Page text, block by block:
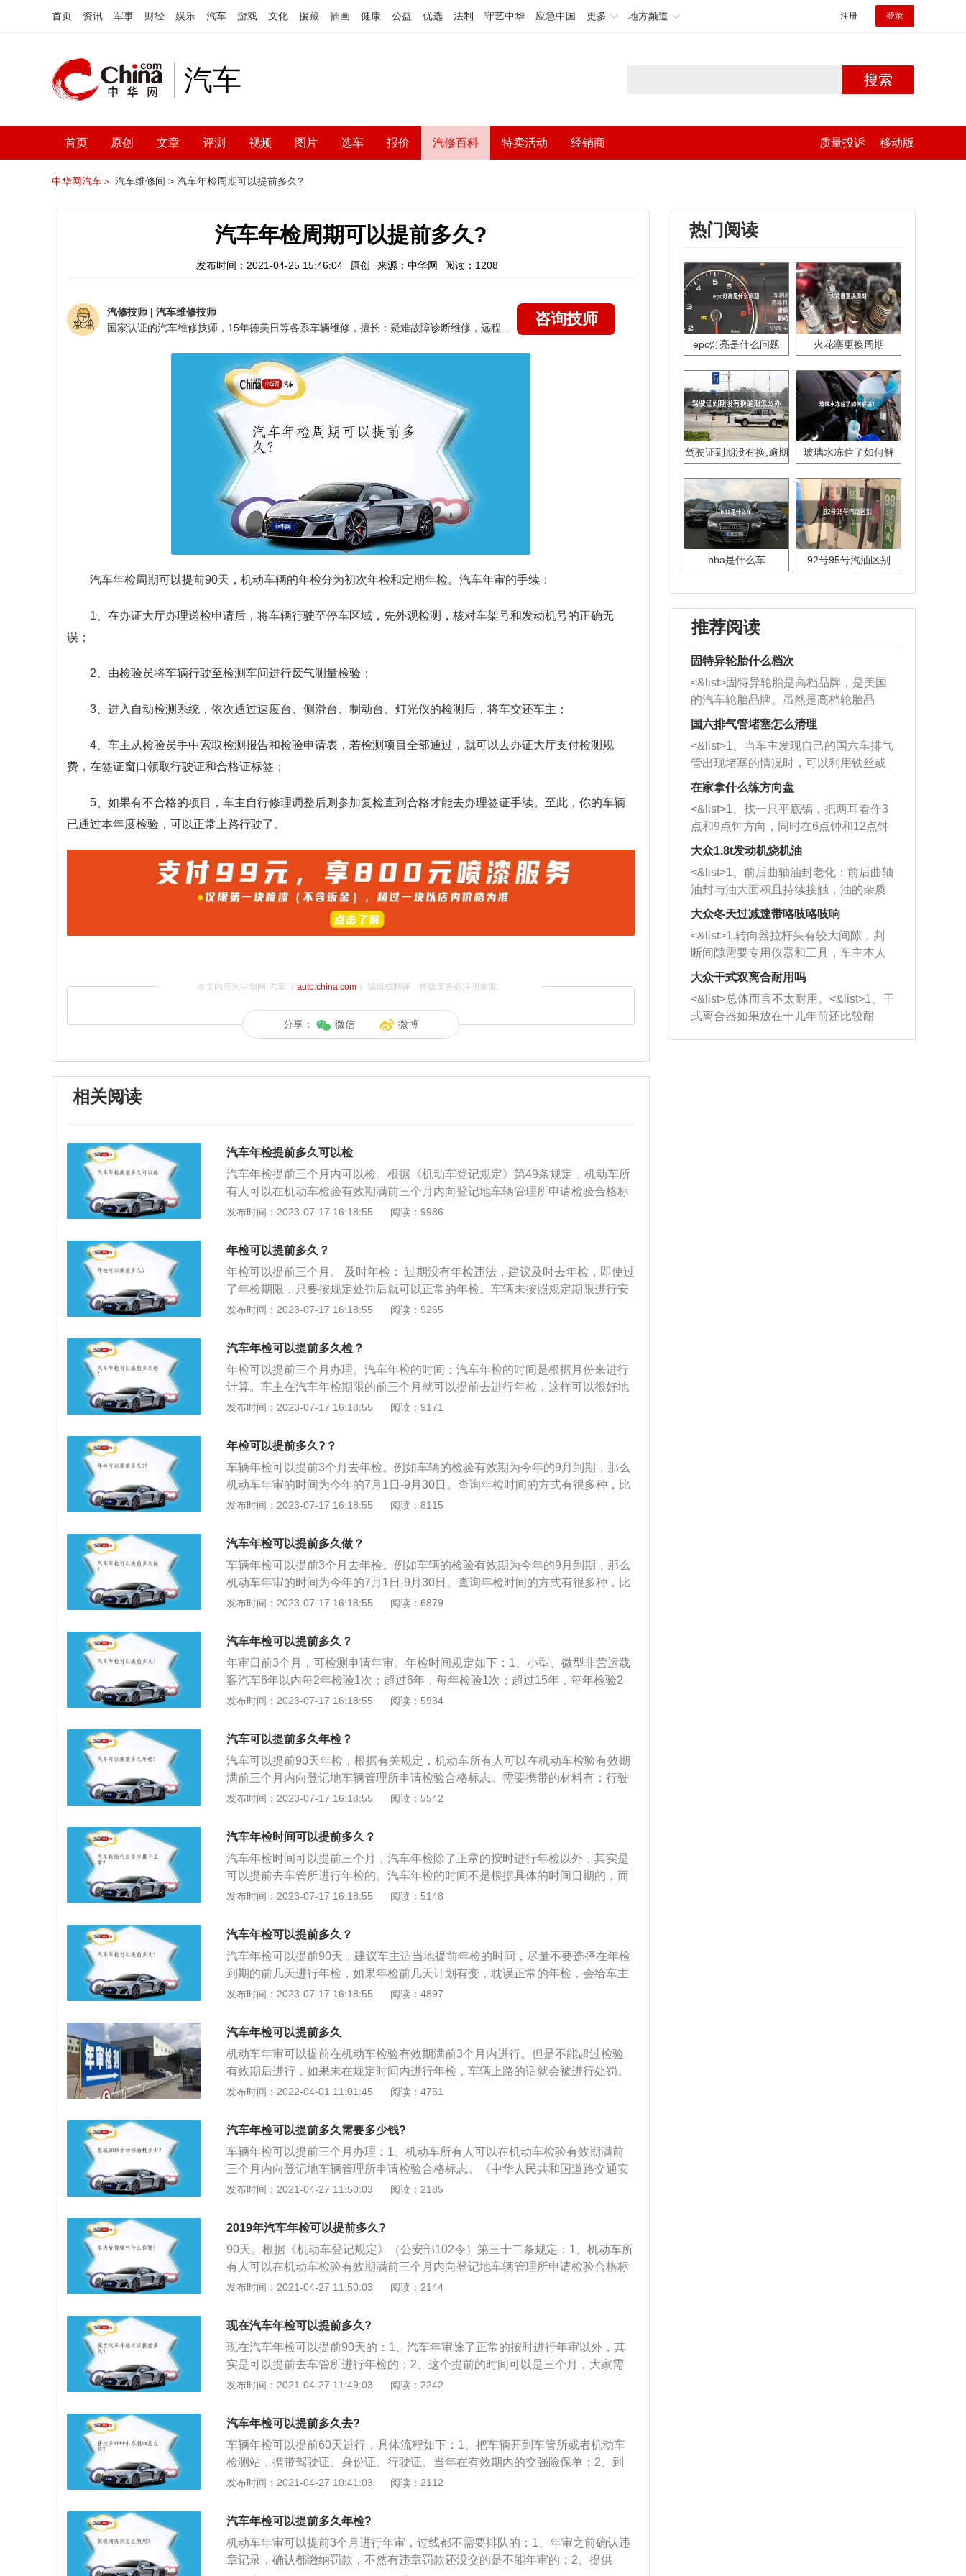
首页 资讯 军事 财经 娱乐 汽车 游戏 文化 援藏 插画 健康 公益 优选 法制 守艺中华 应急中国 更多 地方频道 注册 登录
汽车 搜索
首页 原创 文章 评测 视频 图片 选车 报价 汽修百科 特卖活动 经销商 质量投诉 移动版
中华网汽车＞ 汽车维修间 > 汽车年检周期可以提前多久?
汽车年检周期可以提前多久?
发布时间：2021-04-25 15:46:04 原创 来源：中华网 阅读：1208
汽修技师 | 汽车维修技师
咨询技师
汽车年检周期可以提前90天，机动车辆的年检分为初次年检和定期年检。汽车年审的手续：
1、在办证大厅办理送检申请后，将车辆行驶至停车区域，先外观检测，核对车架号和发动机号的正确无
误；
2、由检验员将车辆行驶至检测车间进行废气测量检验；
3、进入自动检测系统，依次通过速度台、侧滑台、制动台、灯光仪的检测后，将车交还车主；
4、车主从检验员手中索取检测报告和检验申请表，若检测项目全部通过，就可以去办证大厅支付检测规
费，在签证窗口领取行驶证和合格证标签；
5、如果有不合格的项目，车主自行修理调整后则参加复检直到合格才能去办理签证手续。至此，你的车辆
已通过本年度检验，可以正常上路行驶了。
本文内容为中华网·汽车（ auto.china.com）编辑或翻译，转载请务必注明来源。
分享： 微信 微博
相关阅读
汽车年检提前多久可以检
汽车年检提前三个月内可以检。根据《机动车登记规定》第49条规定，机动车所
有人可以在机动车检验有效期满前三个月内向登记地车辆管理所申请检验合格标
志。汽车年检需要带以下几种材料：1.机动车；2.机动车行驶证；3.有效期内的道
需要公司代码证及代办人的身份证明。年审前做以下准备：1.检查车辆是否存在
违章记录，如有到交警队缴清违章；2.应提前进行年检，装备灭火器、停车标
志。
发布时间：2023-07-17 16:18:55 阅读：9986
年检可以提前多久？
年检可以提前三个月。 及时年检： 过期没有年检违法，建议及时去年检，即使过
了年检期限，只要按规定处罚后就可以正常的年检。车辆未按照规定期限进行安
全技术检验，一旦被发现，将由公安交通管理部门处警告或者罚款。 具有下列情
行驶证破损不全、字迹不清或自行仿制号牌者；车辆改装、改型、技术改造未办
理审批和变更手续者；未按照规定喷写单位名称和号牌放大字样者；不按照规定
安装警报器、标志灯具者；未按照规定缴纳养路费和保险者。
发布时间：2023-07-17 16:18:55 阅读：9265
汽车年检可以提前多久检？
年检可以提前三个月办理。汽车年检的时间：汽车年检的时间是根据月份来进行
计算。车主在汽车年检期限的前三个月就可以提前去进行年检，这样可以很好地
安排年检时间。有效预防在汽车年检到期时因为临时有事而无法办理年检业务。
行年检：逾期未进行汽车年检的车辆会被进行暂扣，且之前购买的汽车保险等不
发布时间：2023-07-17 16:18:55 阅读：9171
年检可以提前多久?？
车辆年检可以提前3个月去年检。例如车辆的检验有效期为今年的9月到期，那么
机动车年审的时间为今年的7月1日-9月30日。查询年检时间的方式有很多种，比
较直接的就是查看行驶证和交强险电子保单，上面有机动车的注册日期。其中注
印有检验的有效期。年检的注意事项：年检的不合格车辆，应限期修复，逾期仍
不合格，车管所应收缴其行车牌证，不准再继续行驶；无故不参加年检或年检不
合格的车辆，不准在道路上行驶，也不准转籍；符合报废条件或使用超过规定年
限的车辆，不予检验，并收回牌证，注销档案，予以报废。
发布时间：2023-07-17 16:18:55 阅读：8115
汽车年检可以提前多久做？
车辆年检可以提前3个月去年检。例如车辆的检验有效期为今年的9月到期，那么
机动车年审的时间为今年的7月1日-9月30日。查询年检时间的方式有很多种，比
较直接的就是查看行驶证和交强险电子保单，上面有机动车的注册日期。其中注
印有检验的有效期。年检的注意事项：年检的不合格车辆，应限期修复，逾期仍
不合格，车管所应收缴其行车牌证，不准再继续行驶；无故不参加年检或年检不
合格的车辆，不准在道路上行驶，也不准转籍；符合报废条件或使用超过规定年
限的车辆，不予检验，并收回牌证，注销档案，予以报废。
发布时间：2023-07-17 16:18:55 阅读：6879
汽车年检可以提前多久？
年审日前3个月，可检测申请年审。年检时间规定如下：1、小型、微型非营运载
客汽车6年以内每2年检验1次；超过6年，每年检验1次；超过15年，每年检验2
次。2、营运载客汽车5年以内每年检验1次；超过5年，每6个月检验1次。3、载
检验1次。4、摩托车4年以内每2年检验1次；超过4年，每年检验1次。5、机动车
年审时间根据新车入户时间而定，如机动车行驶证的登记初始日期是2007年6
月，则车辆年检的时间为每年6月。《机动车登记规定》第四十条规定，机动车
所有人可在机动车检验有效期满前三个月内向登记地车辆管理所申请检验合格标
志，如6月参加年审的车辆，可在4、5、6月参加年检。
发布时间：2023-07-17 16:18:55 阅读：5934
汽车可以提前多久年检？
汽车可以提前90天年检，根据有关规定，机动车所有人可以在机动车检验有效期
满前三个月内向登记地车辆管理所申请检验合格标志。需要携带的材料有：行驶
证原件及路桥卡、交强险副本、路桥票、车主身份证复印件、车辆。汽车年检的
是否均匀美观，各主要总成是否更换，与初检记录是否相符；2、检验车辆的制
动性、转向操纵性、灯光、排气及其他安全性能是否符合“机动车安全运行技术条
件”的要求；3、检验车辆是否经过改装、改型、改造，行驶证、号牌、车辆档案
所有登记是否与现在车况相符，有无变化，是否办理了审批和异动、变更手续。
发布时间：2023-07-17 16:18:55 阅读：5542
汽车年检时间可以提前多久？
汽车年检时间可以提前三个月，汽车年检除了正常的按时进行年检以外，其实是
可以提前去车管所进行年检的。汽车年检的时间不是根据具体的时间日期的，而
是根据月份来进行计算的。车辆年检就是指每个已经取得正式号牌和行驶证的车
体检，及时消除车辆安全隐患，督促加强汽车的维护保养，减少交通事故的发
生，也就是平时的验车。
发布时间：2023-07-17 16:18:55 阅读：5148
汽车年检可以提前多久？
汽车年检可以提前90天，建议车主适当地提前年检的时间，尽量不要选择在年检
到期的前几天进行年检，如果年检前几天计划有变，耽误正常的年检，会给车主
带来不必要的麻烦。汽车年检注意事项：1、车辆年检前需要对汽车的刹车性能
损以及刹车距离的检查；2、及时处理违章，很多车主在进行车辆年检准备时忽
略了汽车违章的处理，车辆违章不能及时地处理，会直接影响车辆的年检进度，
因此需要车主提前将违章处理好，避免耽误年检；3、汽车外观也不能忽略，在
日常的驾驶过程中，可能会出现一些小的擦碰，如果有明显的划痕需及时地处
理，对于一些比较夸张的贴纸在年检前也需要清理。
发布时间：2023-07-17 16:18:55 阅读：4897
汽车年检可以提前多久
机动车年审可以提前在机动车检验有效期满前3个月内进行。但是不能超过检验
有效期后进行，如果未在规定时间内进行年检，车辆上路的话就会被进行处罚。
在进行车辆年审前还要查询一下有没有违法记录，有违法记录的要处理掉，否则
发布时间：2022-04-01 11:01:45 阅读：4751
汽车年检可以提前多久需要多少钱?
车辆年检可以提前三个月办理：1、机动车所有人可以在机动车检验有效期满前
三个月内向登记地车辆管理所申请检验合格标志。《中华人民共和国道路交通安
全法实施条例》第16条“机动车应当从注册登记之日起，按照下列期限进行安全技
载货汽车和大型、中型非营运载客汽车10年以内每年检验1次；超过10年的，每6
个月检验1次；3、小型、微型非营运载客汽车6年以内每2年检验1次；超过6年
的，每年检验1次；超过15年的，每6个月检验1次；营运机动车在规定检验期限
内经安全技术检验合格的，不再重复进行安全技术检验；
发布时间：2021-04-27 11:50:03 阅读：2185
2019年汽车年检可以提前多久?
90天。根据《机动车登记规定》（公安部102令）第三十二条规定：1、机动车所
有人可以在机动车检验有效期满前三个月内向登记地车辆管理所申请检验合格标
志。需要携带的材料有：行驶证原件及路桥卡、交强险副本、路桥票；《第一联
车身及其附属设备是否清洁、齐全、有效，漆面是否均匀美观，各主要总成是否
更换，与初检记录是否相符；检验车辆的制动性、转向操纵性、灯光、排气及其
它安全性能是否符合\"机动车安全运行技术条件\"的要求；3、检验车辆是否经过
改装、改型、改造、行驶证、号牌、车辆挡案所有登记是否与现在车况相符，有
无变化，是否办理了审批和异动、变更手续。
发布时间：2021-04-27 11:50:03 阅读：2144
现在汽车年检可以提前多久?
现在汽车年检可以提前90天的：1、汽车年审除了正常的按时进行年审以外，其
实是可以提前去车管所进行年检的；2、这个提前的时间可以是三个月，大家需
要注意的一点就是，汽车年检的时间不是根据具体的时间日期的，而是根据月份
在7、8、9三个月份进行汽车年审的；3、而且就算是在9月的最后一天进行汽车
年检的话，也都是在合理的时间范围内的。但是如果一旦超过了9月份，在之后
进行年检的话，就会非常麻烦了。
发布时间：2021-04-27 11:49:03 阅读：2242
汽车年检可以提前多久去?
车辆年检可以提前60天进行，具体流程如下：1、把车辆开到车管所或者机动车
检测站，携带驾驶证、身份证、行驶证、当年在有效期内的交强险保单；2、到
车管所填写机动车年审申请表。然后把表格和其他材料全部交给工作人员，并缴
器和警示三脚架。外检结束后，立即上线检测，上线检车完毕，再回到大厅，到
指定窗口领取检测合格表；4、拿着合格表到指定窗口领取年审贴和环保检测合
格贴，检车完毕。领取年审贴和环保贴时，要各交一份行驶证复印件，可以提前
准备好；5、合理安排时间，不要过期，一旦过期会罚款200元，扣3分。检车前
发布时间：2021-04-27 10:41:03 阅读：2112
汽车年检可以提前多久年检?
机动车年审可以提前3个月进行年审，过线都不需要排队的：1、年审之前确认违
章记录，确认都缴纳罚款，不然有违章罚款还没交的是不能年审的；2、提供
热门阅读
epc灯亮是什么问题 火花塞更换周期
驾驶证到期没有换,逾期
玻璃水冻住了如何解
bba是什么车 92号95号汽油区别
推荐阅读
固特异轮胎什么档次
<&list>固特异轮胎是高档品牌，是美国
的汽车轮胎品牌。虽然是高档轮胎品
牌，但是中高低端的轮胎都有生产，这
也是为了更好的开拓市场。
国六排气管堵塞怎么清理
<&list>1、当车主发现自己的国六车排气
管出现堵塞的情况时，可以利用铁丝或
者是细棍，直接将杂物给取出来，如果
堵塞情况比较严重，也可以采取应急措
施。 <&list>2、直接利用木棍将所有的
杂物推到排气管里面的位置处，然后将
三元催化器拆解开，就可以将堵塞的东
西取出来。但如果是因为积碳过多引起
的堵塞，就需要将三元催化器泡在草酸
洗剂对堵塞的情况得到解决，将清洗剂
放在燃油箱中，与燃油混合后，车辆启
动时，就可以和汽油一起进入到燃烧
室，最后形成废气排出，就可以让三元
催化器得到清洗，排气管堵塞的情况就
能够得到解决。
在家拿什么练方向盘
<&list>1、找一只平底锅，把两耳看作3
点和9点钟方向，同时在6点钟和12点钟
方向做一个标记。 <&list>2、双手握住
一圈半的练习，往右同样也要打相同的
圈数。 <&list>3、最后强调要反复练
习，这样就可以形成肌肉记忆，在真实
驾驶车辆时，不需要记忆也能打好方
向。
大众1.8t发动机烧机油
<&list>1、前后曲轴油封老化：前后曲轴
油封与油大面积且持续接触，油的杂质
和发动机内持续温度变化使其密封效果
逐渐减弱，导致渗油或漏油。<&list>2、
活塞间隙过大：积碳会使活塞环与缸体
的间隙扩大，导致机油流入燃烧室中，
造成烧机油。<&list>3、机油粘度。使用
机油粘度过小的话，同样会有烧机油现
象，机油粘度过小具有很好的流动性，
大众冬天过减速带咯吱咯吱响
<&list>1.转向器拉杆头有较大间隙，判
断间隙需要专用仪器和工具，车主本人
无法制作，需要将车辆送到修理厂或4s
店；<&list>2.车辆半轴套管防尘罩破
裂，破裂后会出现漏油现象，使半轴磨
损严重，磨损的半轴容易损坏，产生异
响；<&list>3.稳定器的转向胶套和球头
大众干式双离合耐用吗
<&list>总体而言不太耐用。<&list>1、干
式离合器如果放在十几年前还比较耐